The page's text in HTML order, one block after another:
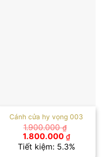
Cánh cửa hy vọng 003
1.900.000₫
Giá
gốc
là:
1.800.000 ₫Giá
hiện
tại
Tiết kiệm: 5.3%